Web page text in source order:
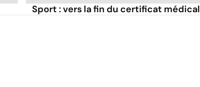
Sport : vers la fin du certificat médical